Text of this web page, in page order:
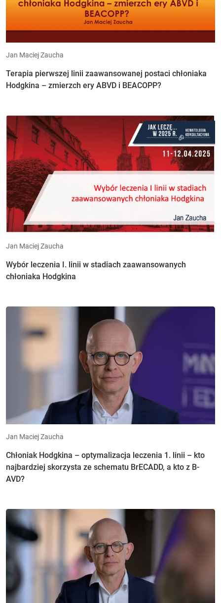
Jan Maciej Zaucha
Terapia pierwszej linii zaawansowanej postaci chłoniaka
Hodgkina – zmierzch ery ABVD i BEACOPP?
Jan Maciej Zaucha
Wybór leczenia I. linii w stadiach zaawansowanych
chłoniaka Hodgkina
Jan Maciej Zaucha
Chłoniak Hodgkina – optymalizacja leczenia 1. linii – kto
najbardziej skorzysta ze schematu BrECADD, a kto z B-
AVD?